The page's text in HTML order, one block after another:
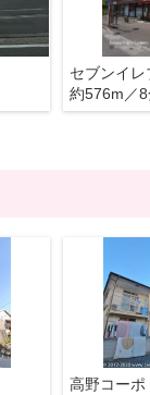
約576m／
高野コーポ